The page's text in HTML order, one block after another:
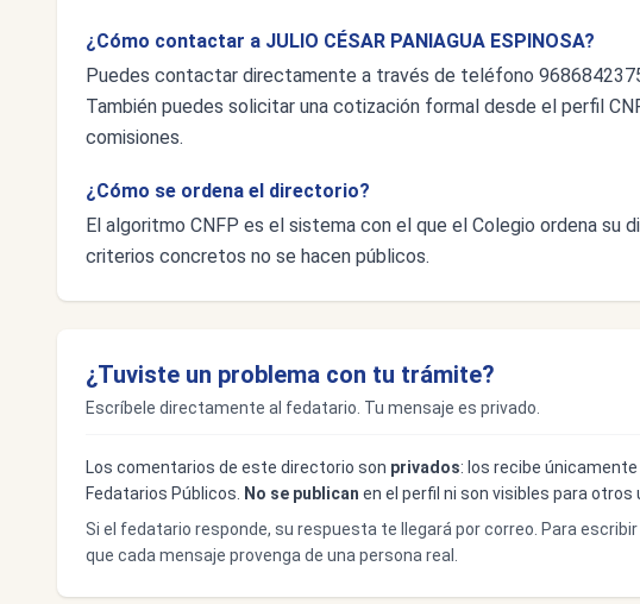
¿Cómo contactar a JULIO CÉSAR PANIAGUA ESPINOSA?
Puedes contactar directamente a través de teléfono
También puedes solicitar una cotización formal desde el perfil
comisiones.
¿Cómo se ordena el directorio?
El algoritmo CNFP es el sistema con el que el Colegio ordena su
criterios concretos no se hacen públicos.
¿Tuviste un problema con tu trámite?
Escríbele directamente al fedatario. Tu mensaje es privado.
Los comentarios de este directorio son privados: los recibe
Fedatarios Públicos.
No se publican en el perfil ni son visibles para otros
Si el fedatario responde, su respuesta te llegará por correo. Para
que cada mensaje provenga de una persona real.